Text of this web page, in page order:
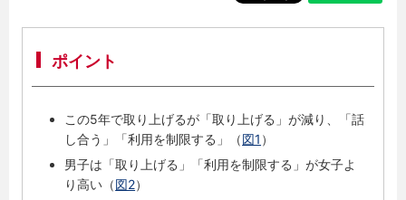
ポイント
この5年で取り上げるが「取り上げる」が減り、「話
し合う」「利用を制限する」（図1 ）
男子は「取り上げる」「利用を制限する」が女子よ
り高い（図2）